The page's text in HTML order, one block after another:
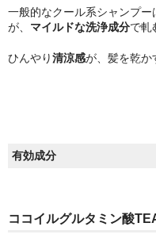
一般的なクール系シャンプ
が、 マイルドな洗浄成分で軋
ひんやり清涼感が、髪を乾か
有効成分
ココイルグルタミン酸